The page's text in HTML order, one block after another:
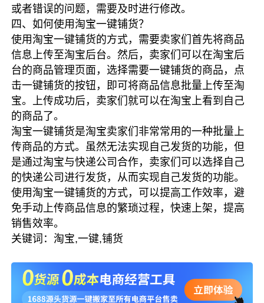
或者错误的问题，需要及时进行修改。
四、如何使用淘宝一键铺货？
使用淘宝一键铺货的方式，需要卖家们首先将商品
信息上传至淘宝后台。然后，卖家们可以在淘宝后
台的商品管理页面，选择需要一键铺货的商品，点
击一键铺货的按钮，即可将商品信息批量上传至淘
宝。上传成功后，卖家们就可以在淘宝上看到自己
的商品了。
淘宝一键铺货是淘宝卖家们非常常用的一种批量上
传商品的方式。虽然无法实现自己发货的功能，但
是通过淘宝与快递公司合作，卖家们可以选择自己
的快递公司进行发货，从而实现自己发货的功能。
使用淘宝一键铺货的方式，可以提高工作效率，避
免手动上传商品信息的繁琐过程，快速上架，提高
销售效率。
关键词：淘宝,一键,铺货